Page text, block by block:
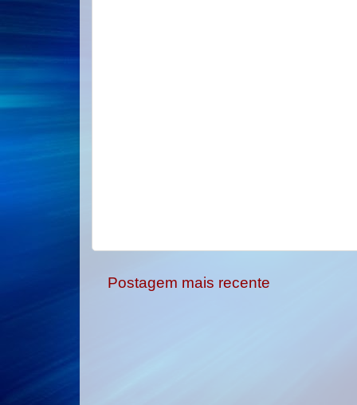
Postagem mais recente